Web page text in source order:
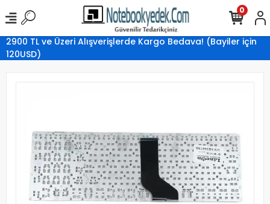
2900 TL ve Üzeri Alışverişlerde Kargo Bedava! (Bayiler için
120USD)
0